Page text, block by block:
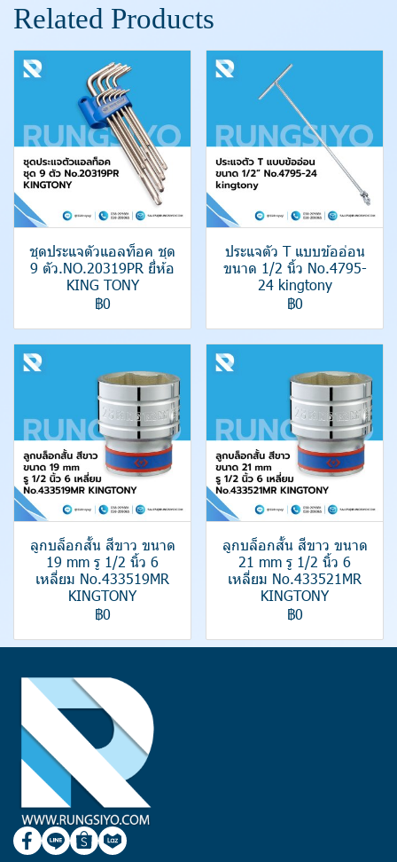
Related Products
ชุดประแจตัวแอลท็อค ชุด
9 ตัว.NO.20319PR ยี่ห้อ
KING TONY
฿0
ประแจตัว T แบบข้ออ่อน
ขนาด 1/2 นิ้ว No.4795-
24 kingtony
฿0
ลูกบล็อกสั้น สีขาว ขนาด
19 mm รู 1/2 นิ้ว 6
เหลี่ยม No.433519MR
KINGTONY
฿0
ลูกบล็อกสั้น สีขาว ขนาด
21 mm รู 1/2 นิ้ว 6
เหลี่ยม No.433521MR
KINGTONY
฿0